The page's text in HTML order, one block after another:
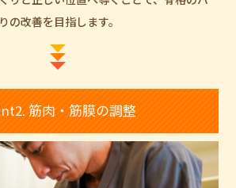
の改善を目指します。
筋肉・筋膜の調整